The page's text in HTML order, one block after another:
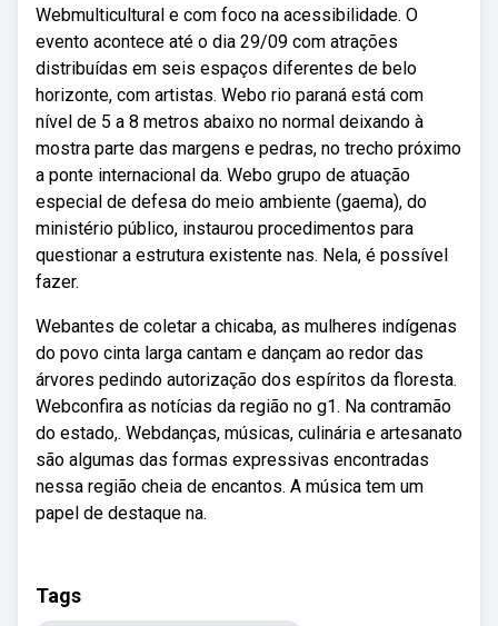
Webmulticultural e com foco na acessibilidade. O
evento acontece até o dia 29/09 com atrações
distribuídas em seis espaços diferentes de belo
horizonte, com artistas. Webo rio paraná está com
nível de 5 a 8 metros abaixo no normal deixando à
mostra parte das margens e pedras, no trecho próximo
a ponte internacional da. Webo grupo de atuação
especial de defesa do meio ambiente (gaema), do
ministério público, instaurou procedimentos para
questionar a estrutura existente nas. Nela, é possível
fazer.
Webantes de coletar a chicaba, as mulheres indígenas
do povo cinta larga cantam e dançam ao redor das
árvores pedindo autorização dos espíritos da floresta.
Webconfira as notícias da região no g1. Na contramão
do estado,. Webdanças, músicas, culinária e artesanato
são algumas das formas expressivas encontradas
nessa região cheia de encantos. A música tem um
papel de destaque na.
Tags